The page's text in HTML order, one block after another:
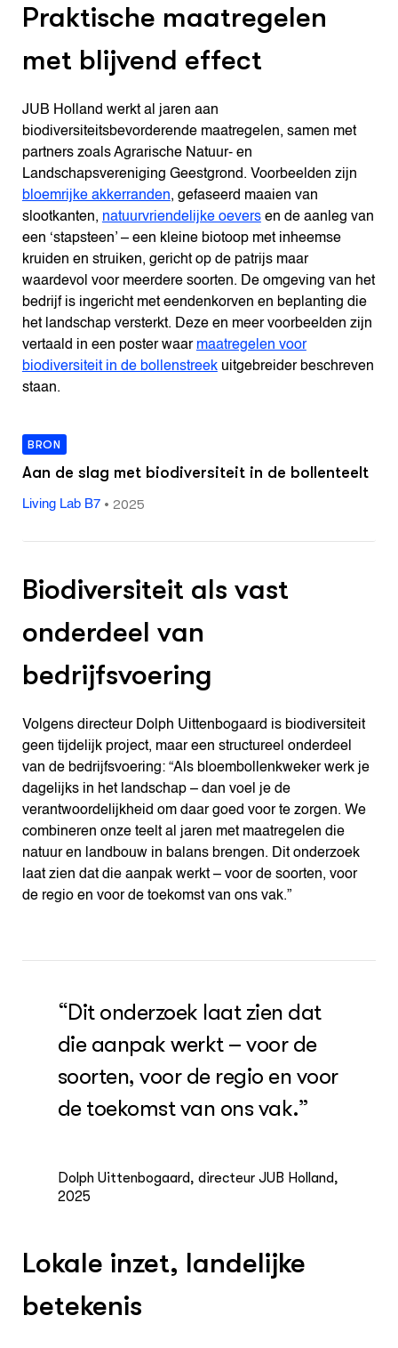
Praktische maatregelen
met blijvend effect
JUB Holland werkt al jaren aan
biodiversiteitsbevorderende maatregelen, samen met
partners zoals Agrarische Natuur- en
Landschapsvereniging Geestgrond. Voorbeelden zijn
bloemrijke akkerranden, gefaseerd maaien van
slootkanten, natuurvriendelijke oeversen de aanleg van
een ‘stapsteen’ – een kleine biotoop met inheemse
kruiden en struiken, gericht op de patrijs maar
waardevol voor meerdere soorten. De omgeving van het
bedrijf is ingericht met eendenkorven en beplanting die
het landschap versterkt. Deze en meer voorbeelden zijn
vertaald in een poster waar maatregelen voor
biodiversiteit in de bollenstreekuitgebreider beschreven
staan.
BRON
Aan de slag met biodiversiteit in de bollenteelt
Living Lab B7• 2025
Biodiversiteit als vast
onderdeel van
bedrijfsvoering
Volgens directeur Dolph Uittenbogaard is biodiversiteit
geen tijdelijk project, maar een structureel onderdeel
van de bedrijfsvoering: “Als bloembollenkweker werk je
dagelijks in het landschap – dan voel je de
verantwoordelijkheid om daar goed voor te zorgen. We
combineren onze teelt al jaren met maatregelen die
natuur en landbouw in balans brengen. Dit onderzoek
laat zien dat die aanpak werkt – voor de soorten, voor
de regio en voor de toekomst van ons vak.”
“Dit onderzoek laat zien dat
die aanpak werkt – voor de
soorten, voor de regio en voor
de toekomst van ons vak.”
Dolph Uittenbogaard, directeur JUB Holland,
2025
Lokale inzet, landelijke
betekenis